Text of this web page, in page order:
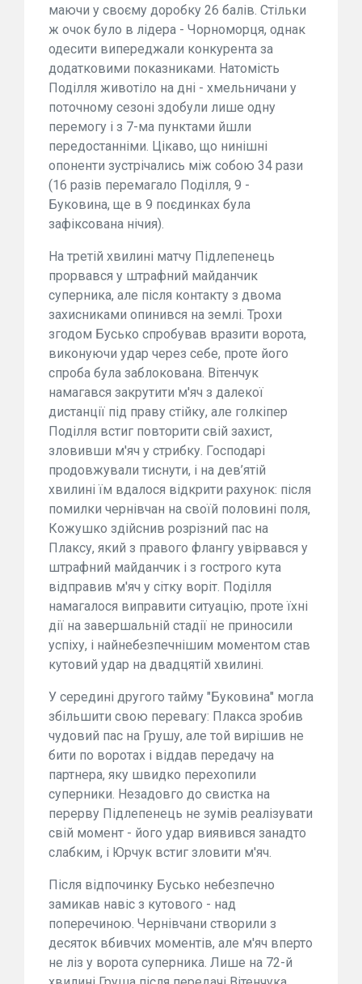
маючи у своєму доробку 26 балів. Стільки
ж очок було в лідера - Чорноморця, однак
одесити випереджали конкурента за
додатковими показниками. Натомість
Поділля животіло на дні - хмельничани у
поточному сезоні здобули лише одну
перемогу і з 7-ма пунктами йшли
передостанніми. Цікаво, що нинішні
опоненти зустрічались між собою 34 рази
(16 разів перемагало Поділля, 9 -
Буковина, ще в 9 поєдинках була
зафіксована нічия).
На третій хвилині матчу Підлепенець
прорвався у штрафний майданчик
суперника, але після контакту з двома
захисниками опинився на землі. Трохи
згодом Бусько спробував вразити ворота,
виконуючи удар через себе, проте його
спроба була заблокована. Вітенчук
намагався закрутити м'яч з далекої
дистанції під праву стійку, але голкіпер
Поділля встиг повторити свій захист,
зловивши м'яч у стрибку. Господарі
продовжували тиснути, і на дев’ятій
хвилині їм вдалося відкрити рахунок: після
помилки чернівчан на своїй половині поля,
Кожушко здійснив розрізний пас на
Плаксу, який з правого флангу увірвався у
штрафний майданчик і з гострого кута
відправив м'яч у сітку воріт. Поділля
намагалося виправити ситуацію, проте їхні
дії на завершальній стадії не приносили
успіху, і найнебезпечнішим моментом став
кутовий удар на двадцятій хвилині.
У середині другого тайму "Буковина" могла
збільшити свою перевагу: Плакса зробив
чудовий пас на Грушу, але той вирішив не
бити по воротах і віддав передачу на
партнера, яку швидко перехопили
суперники. Незадовго до свистка на
перерву Підлепенець не зумів реалізувати
свій момент - його удар виявився занадто
слабким, і Юрчук встиг зловити м'яч.
Після відпочинку Бусько небезпечно
замикав навіс з кутового - над
поперечиною. Чернівчани створили з
десяток вбивчих моментів, але м'яч вперто
не ліз у ворота суперника. Лише на 72-й